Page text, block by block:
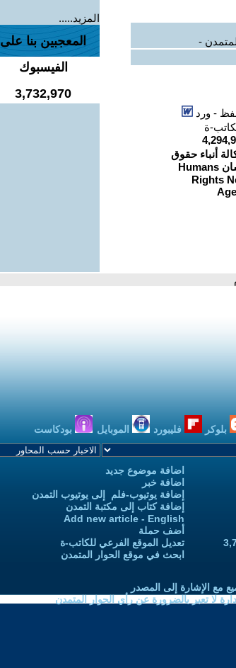
-
- ورد
ة
المزيد.....
المعجبين بنا على
الفيسبوك
3,732,970
بلوكر فليبورد الموبايل بودكاست
اضافة موضوع جديد
اضافة خبر
إضافة يوتيوب-فلم إلى يوتيوب التمدن
إضافة كتاب إلى مكتبة التمدن
Add new article - English
أضف حملة
تعديل الموقع الفرعي للكاتب-ة
ابحث في موقع الحوار المتمدن
مع الإشارة إلى المصدر
لا تعبر بالضرورة عن رأي الحوار المتمدن